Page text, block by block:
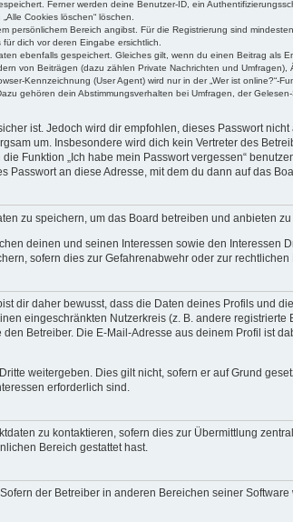
Ferner werden deine Benutzer-ID, ein
Cookies löschen“ löschen.
Bereich angibst. Für die Registrierung sind
dich vor deren Eingabe ersichtlich.
ebenfalls gespeichert. Gleiches gilt, wenn du einen Beitrag als
von Beiträgen (dazu zählen Private Nachrichten und
Kennzeichnung (User Agent) wird nur in der „Wer ist online?“-
gehören dein Abstimmungsverhalten bei Umfragen, der
ist. Jedoch wird dir empfohlen, dieses Passwort
um. Insbesondere wird dich kein Vertreter des
Funktion „Ich habe mein Passwort vergessen“
an diese Adresse, mit dem du dann auf das
zu speichern, um das Board betreiben und anbieten zu
deinen und seinen Interessen sowie den Interessen
sofern dies zur Gefahrenabwehr oder zur
dir daher bewusst, dass die Daten deines Profils und
eingeschränkten Nutzerkreis (z. B. andere registrierte
Betreiber. Die E-Mail-Adresse aus deinem Profil ist
weitergeben. Dies gilt nicht, sofern er auf Grund
erforderlich sind.
zu kontaktieren, sofern dies zur Übermittlung
Bereich gestattet hast.
der Betreiber in anderen Bereichen seiner